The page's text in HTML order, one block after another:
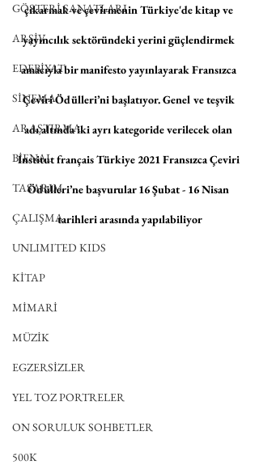
GÖSTERİ SANATLARI
ARŞİV
EDEBİYAT
SİNEMA
ARAŞTIRMA
BİENAL
TASARIM
ÇALIŞMA
UNLIMITED KIDS
KİTAP
MİMARİ
MÜZİK
EGZERSİZLER
YEL TOZ PORTRELER
ON SORULUK SOHBETLER
500K
çıkarmak ve çevirmenin Türkiye'de kitap ve
yayıncılık sektöründeki yerini güçlendirmek
amacıyla bir manifesto yayınlayarak Fransızca
Çeviri Ödülleri’ni başlatıyor. Genel ve teşvik
adı altında iki ayrı kategoride verilecek olan
Institut français Türkiye 2021 Fransızca Çeviri
Ödülleri’ne başvurular 16 Şubat - 16 Nisan
tarihleri arasında yapılabiliyor